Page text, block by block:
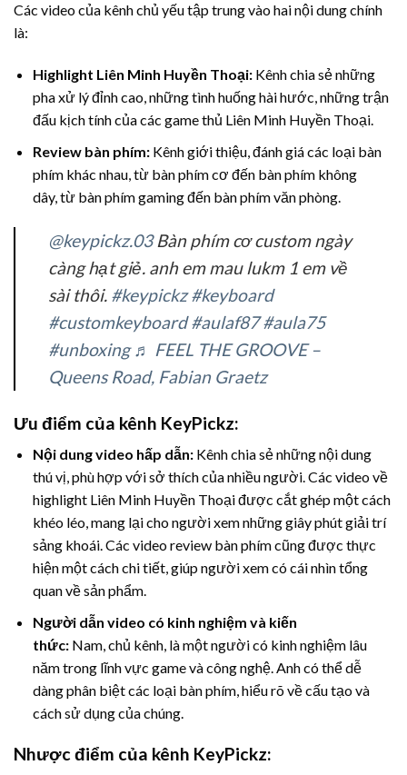
Các video của kênh chủ yếu tập trung vào hai nội dung chính
là:
Highlight Liên Minh Huyền Thoại:Kênh chia sẻ những
pha xử lý đỉnh cao, những tình huống hài hước, những trận
đấu kịch tính của các game thủ Liên Minh Huyền Thoại.
Review bàn phím:Kênh giới thiệu, đánh giá các loại bàn
phím khác nhau, từ bàn phím cơ đến bàn phím không
dây, từ bàn phím gaming đến bàn phím văn phòng.
@keypickz.03Bàn phím cơ custom ngày
càng hạt giẻ. anh em mau lukm 1 em về
sài thôi. #keypickz #keyboard
#customkeyboard #aulaf87 #aula75
#unboxing ♬ FEEL THE GROOVE –
Queens Road, Fabian Graetz
Ưu điểm của kênh KeyPickz:
Nội dung video hấp dẫn:Kênh chia sẻ những nội dung
thú vị, phù hợp với sở thích của nhiều người. Các video về
highlight Liên Minh Huyền Thoại được cắt ghép một cách
khéo léo, mang lại cho người xem những giây phút giải trí
sảng khoái. Các video review bàn phím cũng được thực
hiện một cách chi tiết, giúp người xem có cái nhìn tổng
quan về sản phẩm.
Người dẫn video có kinh nghiệm và kiến
thức:Nam, chủ kênh, là một người có kinh nghiệm lâu
năm trong lĩnh vực game và công nghệ. Anh có thể dễ
dàng phân biệt các loại bàn phím, hiểu rõ về cấu tạo và
cách sử dụng của chúng.
Nhược điểm của kênh KeyPickz: